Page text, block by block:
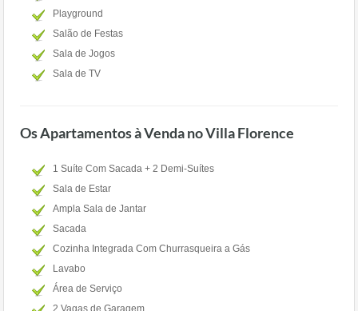
Playground
Salão de Festas
Sala de Jogos
Sala de TV
Os Apartamentos à Venda no Villa Florence
1 Suíte Com Sacada + 2 Demi-Suítes
Sala de Estar
Ampla Sala de Jantar
Sacada
Cozinha Integrada Com Churrasqueira a Gás
Lavabo
Área de Serviço
2 Vagas de Garagem